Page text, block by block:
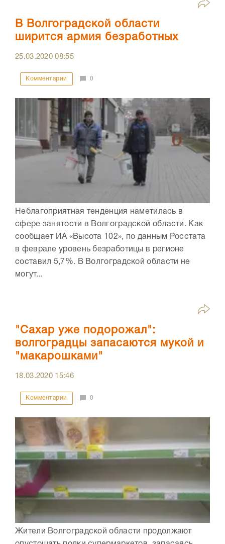
В Волгоградской области
ширится армия безработных
25.03.202008:55
Комментарии 0
Неблагоприятная тенденция наметилась в
сфере занятости в Волгоградской области. Как
сообщает ИА «Высота 102», по данным Росстата
в феврале уровень безработицы в регионе
составил 5,7%. В Волгоградской области не
могут...
"Сахар уже подорожал":
волгоградцы запасаются мукой и
"макарошками"
18.03.2020 15:46
Комментарии 0
Жители Волгоградской области продолжают